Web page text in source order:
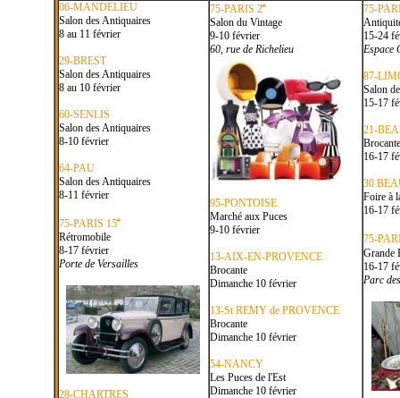
06-MANDELIEU
Salon des Antiquaires
8 au 11 février
29-BREST
Salon des Antiquaires
8 au 10 février
60-SENLIS
Salon des Antiquaires
8-10 février
64-PAU
Salon des Antiquaires
8-11 février
75-PARIS 15e
Rétromobile
8-17 février
Porte de Versailles
28-CHARTRES
75-PARIS 2e
Salon du Vintage
9-10 février
60, rue de Richelieu
95-PONTOISE
Marché aux Puces
9-10 février
13-AIX-EN-PROVENCE
Brocante
Dimanche 10 février
13-St REMY de PROVENCE
Brocante
Dimanche 10 février
54-NANCY
Les Puces de l'Est
Dimanche 10 février
75-
15-24
Espace
87-
Salon
15-17
21-
Brocante
16-17
30
Foire à
16-17
75-
Grande
16-17
Parc